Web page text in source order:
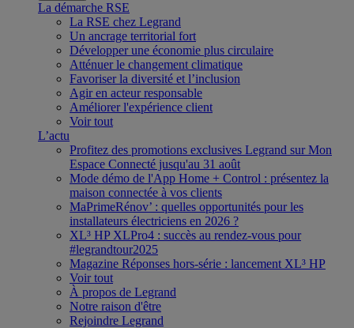
La démarche RSE
La RSE chez Legrand
Un ancrage territorial fort
Développer une économie plus circulaire
Atténuer le changement climatique
Favoriser la diversité et l’inclusion
Agir en acteur responsable
Améliorer l'expérience client
Voir tout
L’actu
Profitez des promotions exclusives Legrand sur Mon
Espace Connecté jusqu'au 31 août
Mode démo de l'App Home + Control : présentez la
maison connectée à vos clients
MaPrimeRénov’ : quelles opportunités pour les
installateurs électriciens en 2026 ?
XL³ HP XLPro4 : succès au rendez-vous pour
#legrandtour2025
Magazine Réponses hors-série : lancement XL³ HP
Voir tout
À propos de Legrand
Notre raison d'être
Rejoindre Legrand